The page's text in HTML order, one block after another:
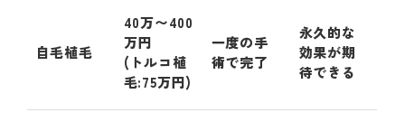
自毛植毛
40万〜400
万円
(トルコ植
毛:75万円)
一度の手
術で完了
永久的な
効果が期
待できる